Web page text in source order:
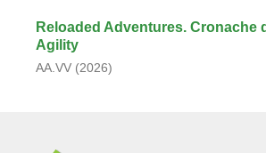
Reloaded Adventures. Cronache
Agility
AA.VV (2026)